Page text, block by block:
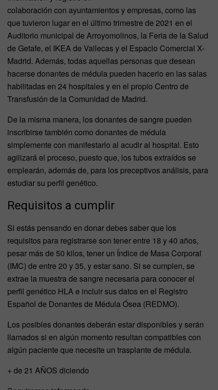
colaboración con ayuntamientos y empresas, como las
que tuvieron lugar en el último trimestre de 2021 en el
Auditorio municipal de Arroyomolinos, la Feria de la Salud
de Getafe, el IKEA de Vallecas y el Espacio Comercial X-
Madrid. Además, todas aquellas personas que desean
hacerse donantes de médula pueden hacerlo en las salas
habilitadas en 24 hospitales y en el propio Centro de
Transfusión de la Comunidad de Madrid.
De la misma manera, los donantes de sangre pueden
inscribirse también como donantes de médula
simplemente con manifestarlo al acudir al hospital. Esto
agilizará el proceso, puesto que, los tubos extraídos se
emplearán, además de, para los preceptivos análisis, para
estudiar su perfil genético.
Requisitos a cumplir
Si estás pensando en donar debes saber que los
requisitos para registrarse son tener entre 18 y 40 años,
pesar más de 50 kilos, tener un Índice de Masa Corporal
(IMC) de entre 20 y 35, y estar sano. Si se cumplen, se
extrae la muestra de sangre necesaria para conocer el
perfil genético HLA e incluir sus datos en el Registro
Español de Donantes de Médula Ósea (REDMO).
Los posibles donantes deberán estar disponibles y serán
llamados si en algún momento resultan compatibles con
algún paciente que necesite un trasplante de médula.
+ de 21 AÑOS diciendo